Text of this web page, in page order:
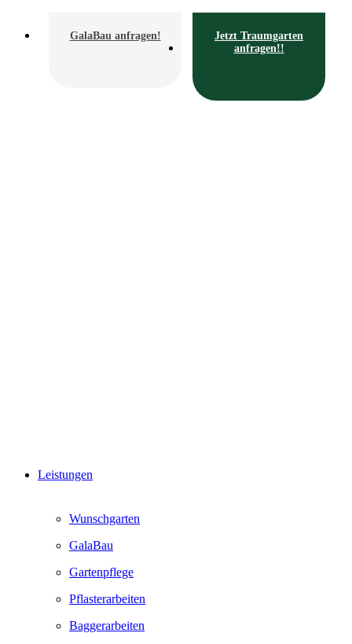
GalaBau anfragen!
Jetzt Traumgarten
anfragen!!
Leistungen
Wunschgarten
GalaBau
Gartenpflege
Pflasterarbeiten
Baggerarbeiten